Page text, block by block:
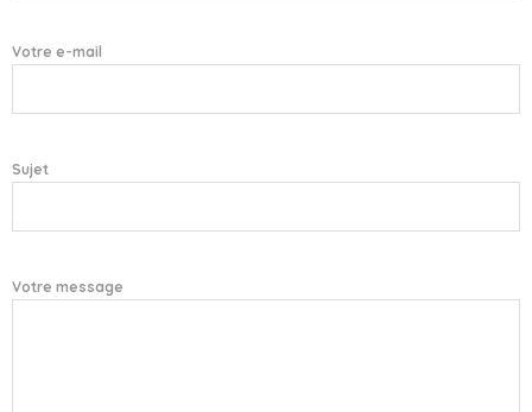
Votre e-mail
Sujet
Votre message